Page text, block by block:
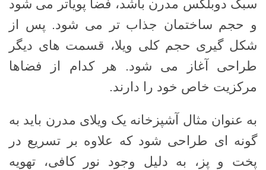
سبک دوبلکس مدرن باشد، فضا پویاتر می شود
و حجم ساختمان جذاب تر می شود. پس از
شکل گیری حجم کلی ویلا، قسمت های دیگر
طراحی آغاز می شود. هر کدام از فضاها
مرکزیت خاص خود را دارند.
به عنوان مثال آشپزخانه یک ویلای مدرن باید به
گونه ای طراحی شود که علاوه بر تسریع در
پخت و پز، به دلیل وجود نور کافی، تهویه